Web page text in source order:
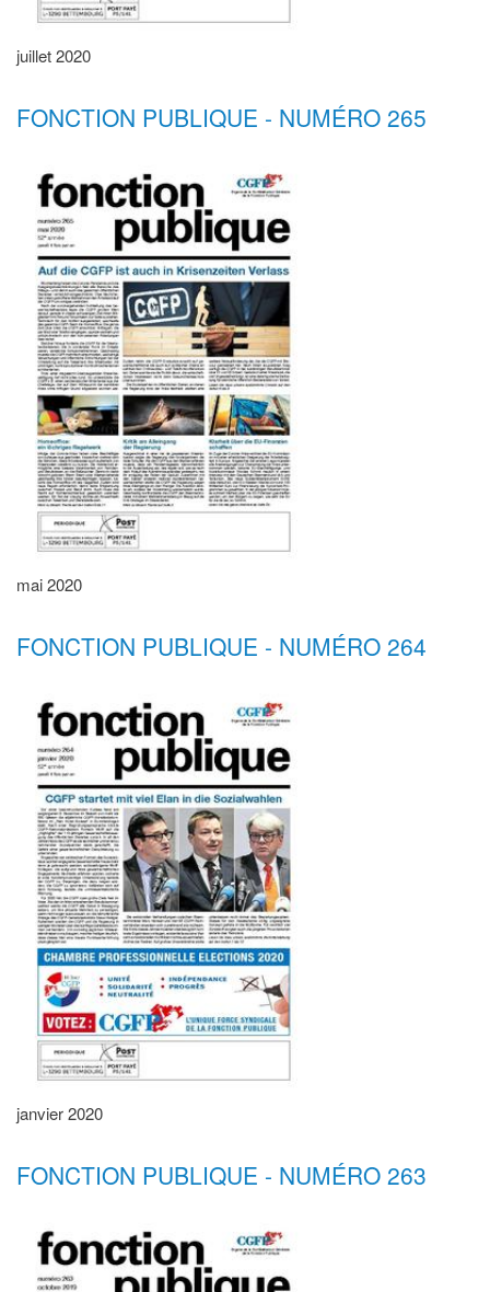
juillet 2020
FONCTION PUBLIQUE - NUMÉRO 265
mai 2020
FONCTION PUBLIQUE - NUMÉRO 264
janvier 2020
FONCTION PUBLIQUE - NUMÉRO 263